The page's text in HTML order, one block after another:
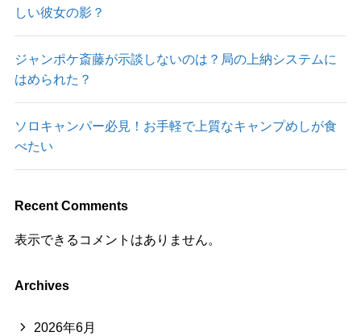
しい彼女の影？
ジャンポケ斎藤が示談しないのは？局の上納システムに
はめられた？
ソロキャンパー必見！お手軽で上質なキャンプめしが食
べたい
Recent Comments
表示できるコメントはありません。
Archives
2026年6月